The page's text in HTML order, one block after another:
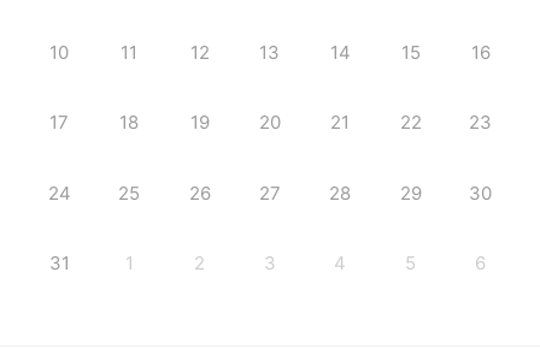
10 11 12 13 14 15 16
17 18 19 20 21 22 23
24 25 26 27 28 29 30
31 1 2 3 4 5 6